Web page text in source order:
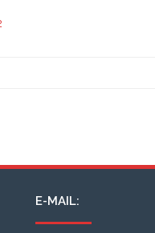
E-MAIL: